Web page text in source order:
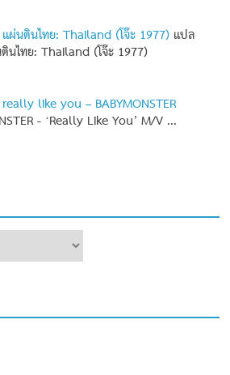
ผ่นดินไทย: Thailand (โจ๊ะ 1977) แปล
นไทย: Thailand (โจ๊ะ 1977)
like you – BABYMONSTER
- ‘Really Like You’ M/V ...